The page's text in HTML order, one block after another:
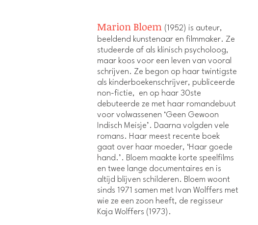
Marion Bloem (1952) is auteur,
beeldend kunstenaar en filmmaker. Ze
studeerde af als klinisch psycholoog,
maar koos voor een leven van vooral
schrijven. Ze begon op haar twintigste
als kinderboekenschrijver, publiceerde
non-fictie, en op haar 30ste
debuteerde ze met haar romandebuut
voor volwassenen ‘Geen Gewoon
Indisch Meisje’. Daarna volgden vele
romans. Haar meest recente boek
gaat over haar moeder, ‘Haar goede
hand.’. Bloem maakte korte speelfilms
en twee lange documentaires en is
altijd blijven schilderen. Bloem woont
sinds 1971 samen met Ivan Wolffers met
wie ze een zoon heeft, de regisseur
Kaja Wolffers (1973).